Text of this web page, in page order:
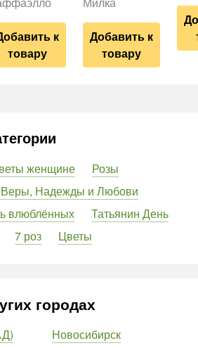
к
товару
Добавить к
товару
женщине
Розы
Надежды и Любови
влюблённых
Татьянин День
7 роз Цветы
городах
Новосибирск